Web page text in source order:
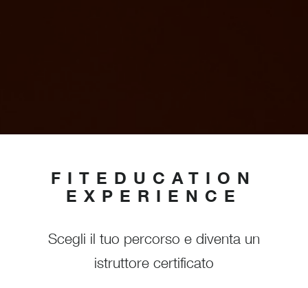
FITEDUCATION
EXPERIENCE
Scegli il tuo percorso e diventa un
istruttore certificato